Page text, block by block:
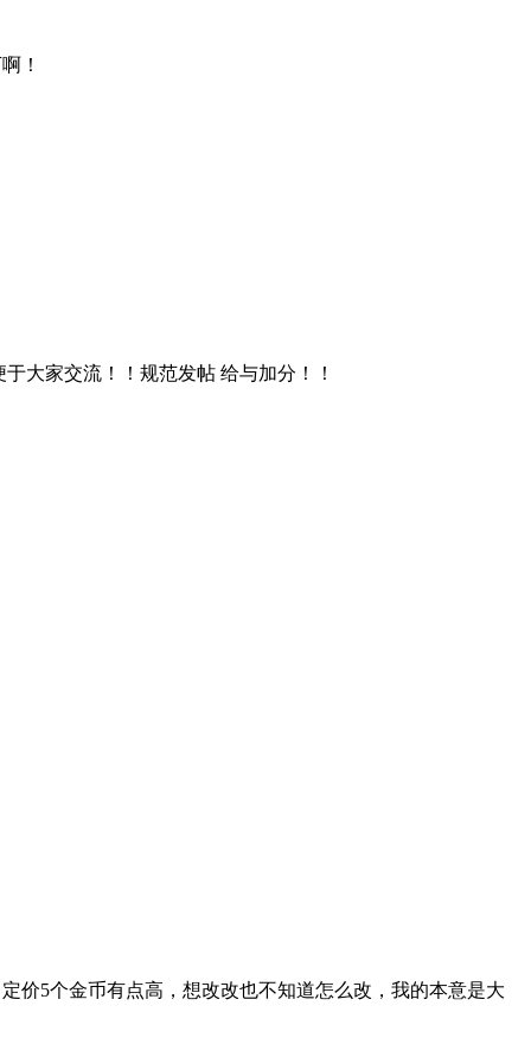
！
大家交流！！规范发帖 给与加分！！
价5个金币有点高，想改改也不知道怎么改，我的本意是大